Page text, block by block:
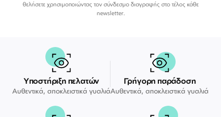
θελήσετε χρησιμοποιώντας τον σύνδεσμο διαγραφής στο τέλος κάθε
newsletter.
Υποστήριξη πελατών
Αυθεντικά, αποκλειστικά γυαλιά
Γρήγορη παράδοση
Αυθεντικά, αποκλειστικά γυαλιά